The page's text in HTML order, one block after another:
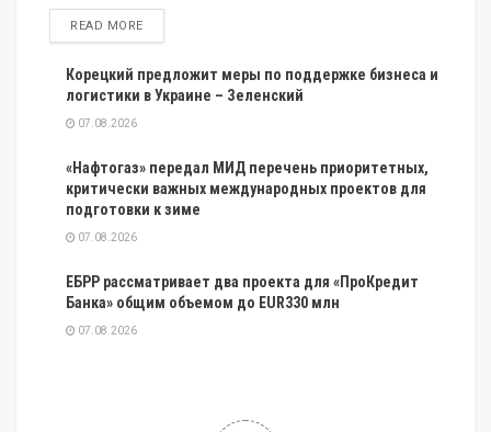
READ MOREDETAILS
Корецкий предложит меры по поддержке бизнеса и
логистики в Украине – Зеленский
07.08.2026
«Нафтогаз» передал МИД перечень приоритетных,
критически важных международных проектов для
подготовки к зиме
07.08.2026
ЕБРР рассматривает два проекта для «ПроКредит
Банка» общим объемом до EUR330 млн
07.08.2026